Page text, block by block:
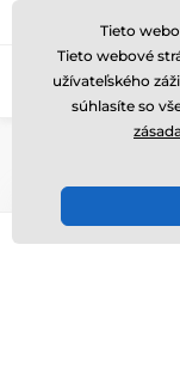
Zavolajte nám (Po-Pi
Tieto
Tieto webové
užívateľského
súhlasíte so